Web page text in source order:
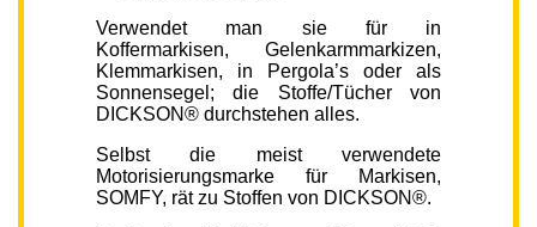
Verwendet man sie für in
Koffermarkisen, Gelenkarmmarkizen,
Klemmarkisen, in Pergola’s oder als
Sonnensegel; die Stoffe/Tücher von
DICKSON® durchstehen alles.
Selbst die meist verwendete
Motorisierungsmarke für Markisen,
SOMFY, rät zu Stoffen von DICKSON®.